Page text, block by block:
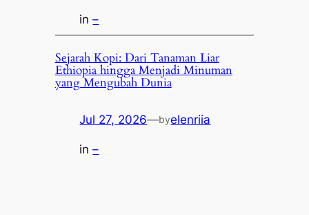
in–
Sejarah Kopi: Dari Tanaman Liar
Ethiopia hingga Menjadi Minuman
yang Mengubah Dunia
Jul 27, 2026—byelenriia
in–